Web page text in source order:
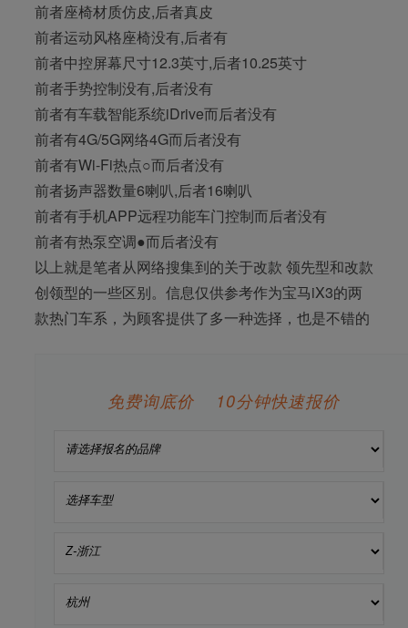
前者座椅材质仿皮,后者真皮
前者运动风格座椅没有,后者有
前者中控屏幕尺寸12.3英寸,后者10.25英寸
前者手势控制没有,后者没有
前者有车载智能系统iDrive而后者没有
前者有4G/5G网络4G而后者没有
前者有Wi-Fi热点○而后者没有
前者扬声器数量6喇叭,后者16喇叭
前者有手机APP远程功能车门控制而后者没有
前者有热泵空调●而后者没有
以上就是笔者从网络搜集到的关于改款 领先型和改款
创领型的一些区别。信息仅供参考作为宝马iX3的两
款热门车系，为顾客提供了多一种选择，也是不错的
免费询底价 10分钟快速报价